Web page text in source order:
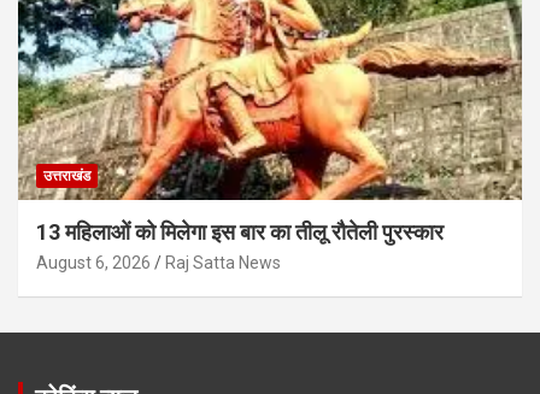
उत्तराखंड
13 महिलाओं को मिलेगा इस बार का तीलू रौतेली पुरस्कार
August 6, 2026 Raj Satta News